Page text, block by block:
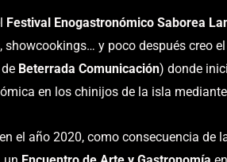
Festival Enogastronómico Saborea
showcookings… y poco después creo
Beterrada Comunicación) donde
en los chinijos de la isla
el año 2020, como consecuencia de